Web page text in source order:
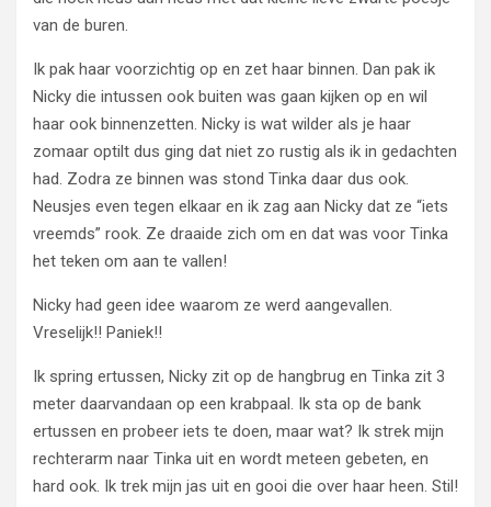
van de buren.
Ik pak haar voorzichtig op en zet haar binnen. Dan pak ik
Nicky die intussen ook buiten was gaan kijken op en wil
haar ook binnenzetten. Nicky is wat wilder als je haar
zomaar optilt dus ging dat niet zo rustig als ik in gedachten
had. Zodra ze binnen was stond Tinka daar dus ook.
Neusjes even tegen elkaar en ik zag aan Nicky dat ze “iets
vreemds” rook. Ze draaide zich om en dat was voor Tinka
het teken om aan te vallen!
Nicky had geen idee waarom ze werd aangevallen.
Vreselijk!! Paniek!!
Ik spring ertussen, Nicky zit op de hangbrug en Tinka zit 3
meter daarvandaan op een krabpaal. Ik sta op de bank
ertussen en probeer iets te doen, maar wat? Ik strek mijn
rechterarm naar Tinka uit en wordt meteen gebeten, en
hard ook. Ik trek mijn jas uit en gooi die over haar heen. Stil!